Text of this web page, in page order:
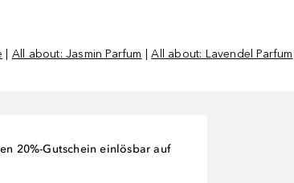
All about: Jasmin Parfum |All about: Lavendel Parfum
20%-Gutschein einlösbar auf